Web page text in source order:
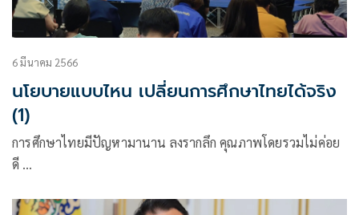
6 มีนาคม 2566
นโยบายแบบไหน เปลี่ยนการศึกษาไทยได้จริง
(1)
การศึกษาไทยมีปัญหามานาน ลงรากลึก คุณภาพโดยรวมไม่ค่อย
ดี …